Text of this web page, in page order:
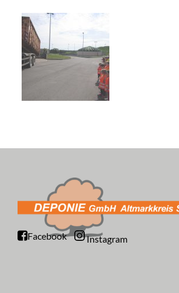
Facebook Instagram